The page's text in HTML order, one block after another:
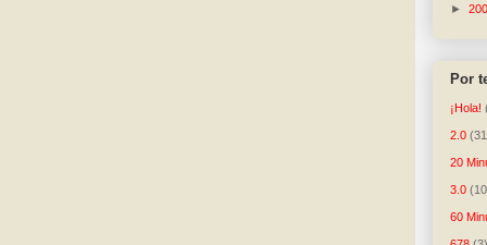
►
Por
¡Hola!
2.0
20
3.0
60